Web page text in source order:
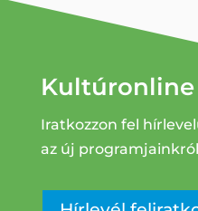
Iratkozzon fel
az új